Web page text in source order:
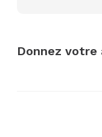
Donnez votre